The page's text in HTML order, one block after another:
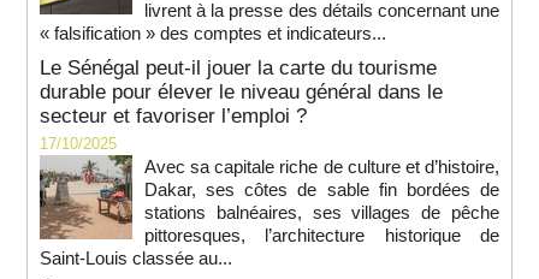
livrent à la presse des détails concernant une
« falsification » des comptes et indicateurs...
Le Sénégal peut-il jouer la carte du tourisme
durable pour élever le niveau général dans le
secteur et favoriser l’emploi ?
17/10/2025
Avec sa capitale riche de culture et d’histoire,
Dakar, ses côtes de sable fin bordées de
stations balnéaires, ses villages de pêche
pittoresques, l’architecture historique de
Saint-Louis classée au...